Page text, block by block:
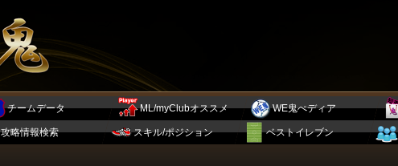
チームデータ ML/myClubオススメ WE鬼ぺディア
攻略情報検索 スキル/ポジション ベストイレブン